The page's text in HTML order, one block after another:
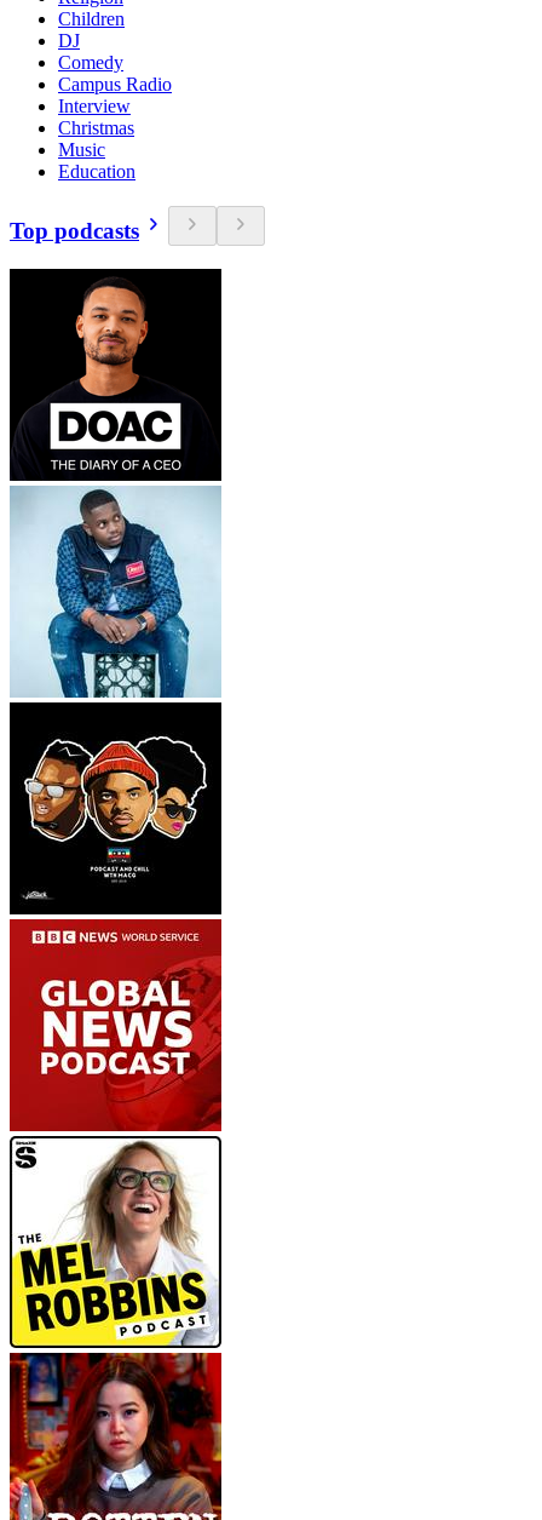
Children
DJ
Comedy
Campus Radio
Interview
Christmas
Music
Education
Top podcasts